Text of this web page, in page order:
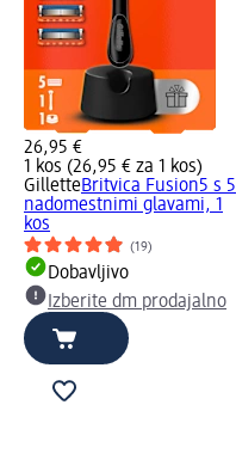
26,95 €
1 kos (26,95 € za 1 kos)
GilletteBritvica Fusion5 s 5
nadomestnimi glavami, 1
kos
(19)
Dobavljivo
Izberite dm prodajalno